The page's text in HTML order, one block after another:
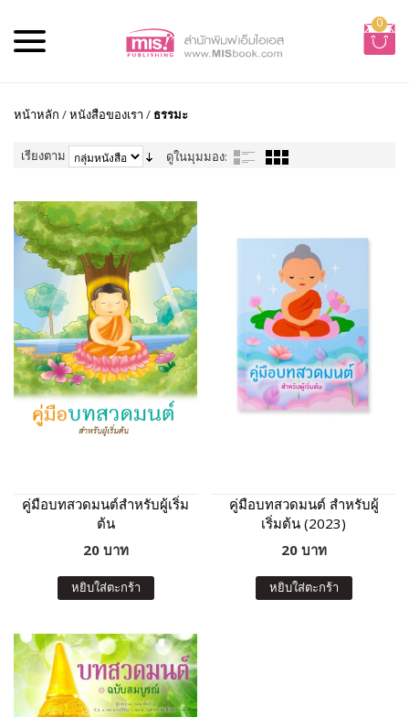
0
หน้าหลัก /หนังสือของเรา / ธรรมะ
เรียงตาม ดูในมุมมอง:
คู่มือบทสวดมนต์สำหรับผู้เริ่ม
ต้น
20 บาท
หยิบใส่ตะกร้า
คู่มือบทสวดมนต์ สำหรับผู้
เริ่มต้น (2023)
20 บาท
หยิบใส่ตะกร้า